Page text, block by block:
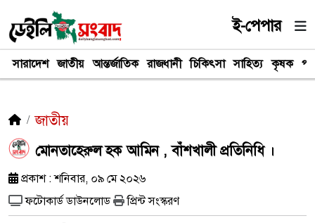
ই-পেপার
সারাদেশ জাতীয় আন্তর্জাতিক রাজধানী চিকিৎসা সাহিত্য কৃষক
জাতীয়
মোনতাহেরুল হক আমিন , বাঁশখালী প্রতিনিধি ।
প্রকাশ : শনিবার, ০৯ মে ২০২৬
ফটোকার্ড ডাউনলোড
প্রিন্ট সংস্করণ